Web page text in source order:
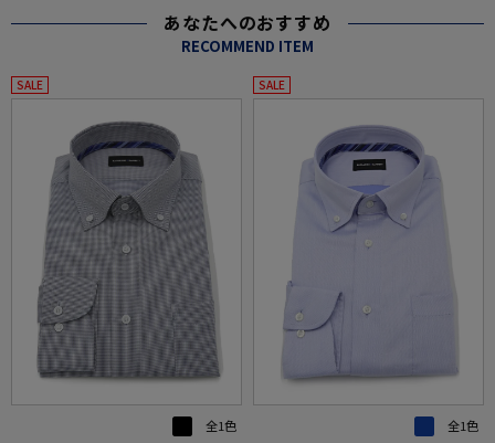
あなたへのおすすめ
RECOMMEND ITEM
SALE
全1色
SALE
全1色